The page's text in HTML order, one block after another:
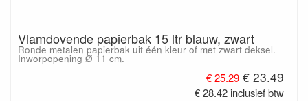
Vlamdovende papierbak 15 ltr blauw, zwart
Ronde metalen papierbak uit één kleur of met zwart deksel.
Inworpopening Ø 11 cm.
€ 25.29 € 23.49
€ 28.42 inclusief btw